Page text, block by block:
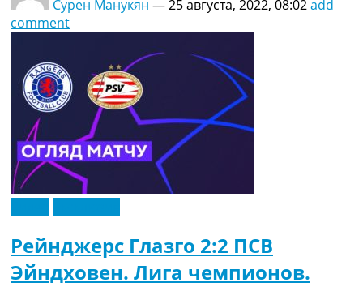
Сурен Манукян —25 августа, 2022, 08:02add
comment
Рейнджерс Глазго 2:2 ПСВ
Эйндховен. Лига чемпионов.